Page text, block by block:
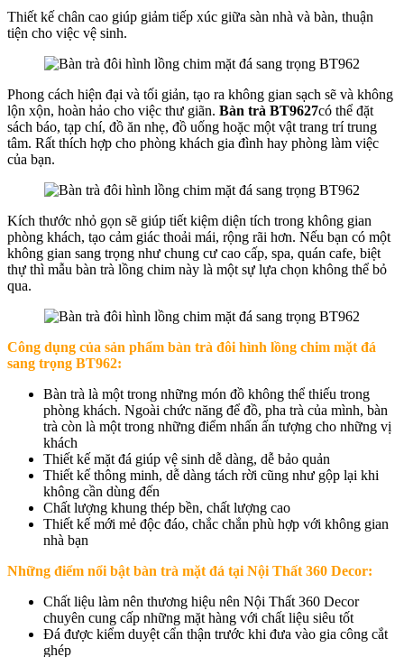
Thiết kế chân cao giúp giảm tiếp xúc giữa sàn nhà và bàn, thuận
tiện cho việc vệ sinh.
Phong cách hiện đại và tối giản, tạo ra không gian sạch sẽ và không
lộn xộn, hoàn hảo cho việc thư giãn. Bàn trà BT9627có thể đặt
sách báo, tạp chí, đồ ăn nhẹ, đồ uống hoặc một vật trang trí trung
tâm. Rất thích hợp cho phòng khách gia đình hay phòng làm việc
của bạn.
Kích thước nhỏ gọn sẽ giúp tiết kiệm diện tích trong không gian
phòng khách, tạo cảm giác thoải mái, rộng rãi hơn. Nếu bạn có một
không gian sang trọng như chung cư cao cấp, spa, quán cafe, biệt
thự thì mẫu bàn trà lồng chim này là một sự lựa chọn không thể bỏ
qua.
Công dụng của sản phẩm bàn trà đôi hình lồng chim mặt đá
sang trọng BT962:
Bàn trà là một trong những món đồ không thể thiếu trong
phòng khách. Ngoài chức năng để đồ, pha trà của mình, bàn
trà còn là một trong những điểm nhấn ấn tượng cho những vị
khách
Thiết kế mặt đá giúp vệ sinh dễ dàng, dễ bảo quản
Thiết kế thông minh, dễ dàng tách rời cũng như gộp lại khi
không cần dùng đến
Chất lượng khung thép bền, chất lượng cao
Thiết kế mới mẻ độc đáo, chắc chắn phù hợp với không gian
nhà bạn
Những điểm nổi bật bàn trà mặt đá tại Nội Thất 360 Decor:
Chất liệu làm nên thương hiệu nên Nội Thất 360 Decor
chuyên cung cấp những mặt hàng với chất liệu siêu tốt
Đá được kiểm duyệt cẩn thận trước khi đưa vào gia công cắt
ghép